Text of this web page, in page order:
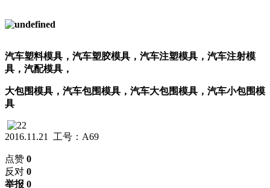
汽车塑料模具，汽车塑胶模具，汽车注塑模具，汽车注射模
具，汽配模具，
大包围模具，汽车包围模具，汽车大包围模具，汽车小包围模
具
2016.11.21 工号：A69
点赞 0
反对 0
举报 0